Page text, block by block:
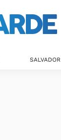
SALVADOR